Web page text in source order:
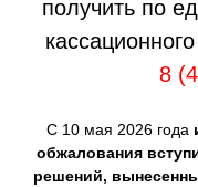
получить по
8
С 10 мая 2026 года
обжалования
решений,